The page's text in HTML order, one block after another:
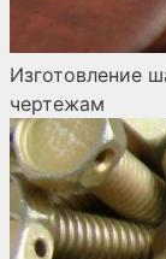
Изготовление
чертежам